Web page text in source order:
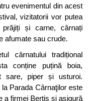
evenimentul din acest
vizitatorii vor putea
și carne, cârnați
afumate sau crude.
cârnatului tradițional
conține puțină boia,
sare, piper și usturoi.
Parada Cârnaţilor este
a firmei Bertis și asigură